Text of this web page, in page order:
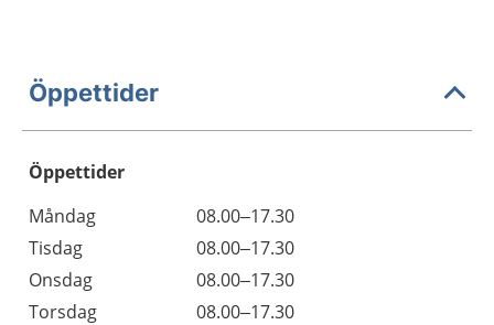
Öppettider
Öppettider
Dag
Öppettider
Kommentarer
Måndag
08.00–17.30
Tisdag
08.00–17.30
Onsdag
08.00–17.30
Torsdag
08.00–17.30